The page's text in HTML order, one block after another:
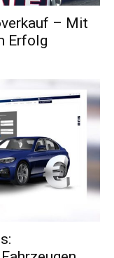
– Mit
Erfolg